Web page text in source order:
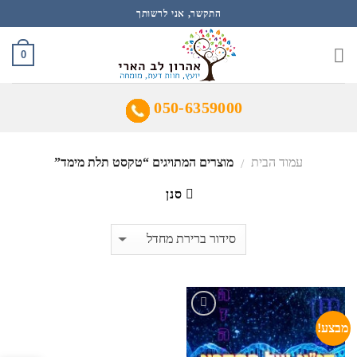
to
content
התקשר, אני לרשותך
0
050-6359000
עמוד הבית / מוצרים המתויגים “טקסט תלת מימד”
סנן
מבצע!
הוסף